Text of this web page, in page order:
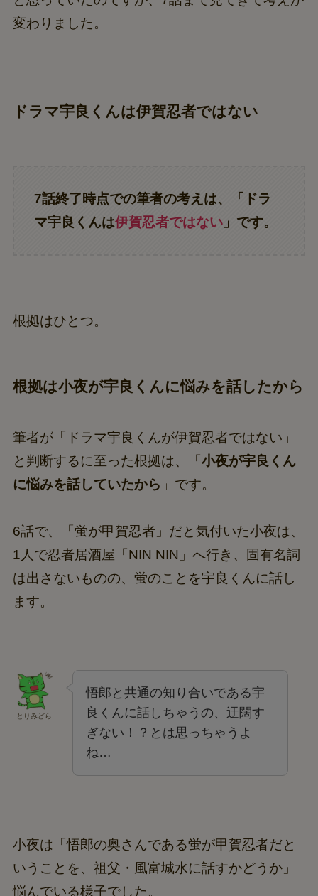
変わりました。
ドラマ宇良くんは伊賀忍者ではない
7話終了時点での筆者の考えは、「ドラ
マ宇良くんは伊賀忍者ではない 」です。
根拠はひとつ。
根拠は小夜が宇良くんに悩みを話したから
筆者が「ドラマ宇良くんが伊賀忍者ではない」
と判断するに至った根拠は、「 小夜が宇良くん
に悩みを話していたから 」です。
6話で、「蛍が甲賀忍者」だと気付いた小夜は、
1人で忍者居酒屋「NIN NIN」へ行き、固有名詞
は出さないものの、蛍のことを宇良くんに話し
ます。
とりみどら
悟郎と共通の知り合いである宇
良くんに話しちゃうの、迂闊す
ぎない！？とは思っちゃうよ
ね…
小夜は「悟郎の奥さんである蛍が甲賀忍者だと
いうことを、祖父・風富城水に話すかどうか」
悩んでいる様子でした。